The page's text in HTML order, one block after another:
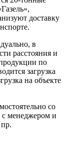
доставку
в
расстояния и
по
загрузка
на объекте
со
с менеджером и